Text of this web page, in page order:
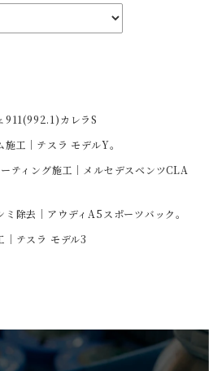
911(992.1)カレラS
工｜テスラ モデルY。
ティング施工｜メルセデスベンツCLA
除去｜アウディA5スポーツバック。
｜テスラ モデル3